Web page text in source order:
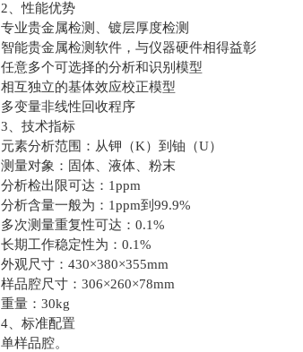
2、性能优势
专业贵金属检测、镀层厚度检测
智能贵金属检测软件，与仪器硬件相得益彰
任意多个可选择的分析和识别模型
相互独立的基体效应校正模型
多变量非线性回收程序
3、技术指标
元素分析范围：从钾（K）到铀（U）
测量对象：固体、液体、粉末
分析检出限可达：1ppm
分析含量一般为：1ppm到99.9%
多次测量重复性可达：0.1%
长期工作稳定性为：0.1%
外观尺寸：430×380×355mm
样品腔尺寸：306×260×78mm
重量：30kg
4、标准配置
单样品腔。